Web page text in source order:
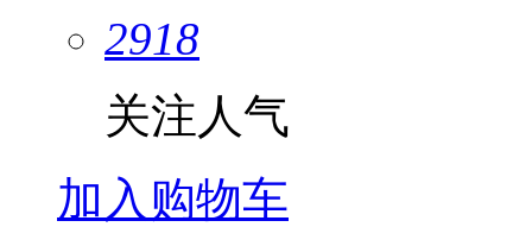
2918
关注人气
加入购物车